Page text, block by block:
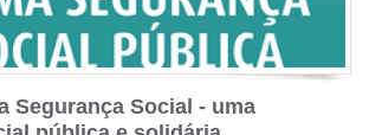
Segurança Social - uma